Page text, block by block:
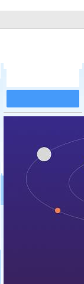
pg电子网址
襄樊实木
襄樊实木
襄樊烤
襄樊实木